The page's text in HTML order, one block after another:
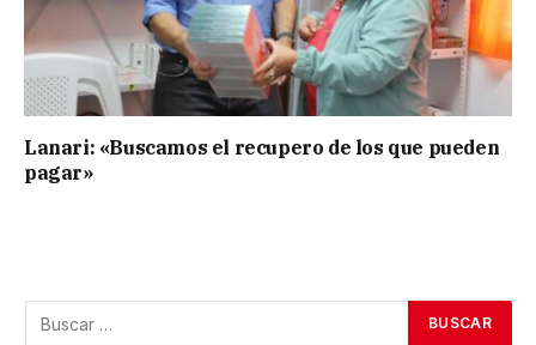
Lanari: «Buscamos el recupero de los que pueden
pagar»